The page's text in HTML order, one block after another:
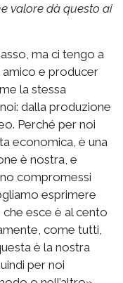
valore dà questo ai
ma ci tengo a
amico e producer
la stessa
dalla produzione
Perché per noi
economica, è una
è nostra, e
compromessi
esprimere
esce è al cento
come tutti,
è la nostra
per noi